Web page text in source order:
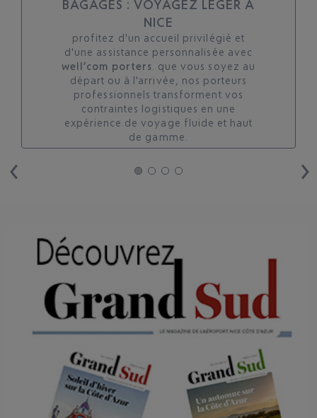
BAGAGES : VOYAGEZ LÉGER À
NICE
profitez d'un accueil privilégié et
d'une assistance personnalisée avec
well’com porters . que vous soyez au
départ ou à l'arrivée, nos porteurs
professionnels transforment vos
contraintes logistiques en une
expérience de voyage fluide et haut
de gamme.